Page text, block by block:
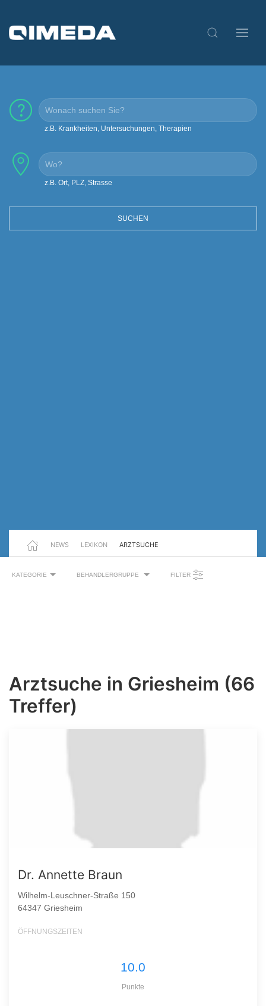
z.B. Krankheiten, Untersuchungen, Therapien
z.B. Ort, PLZ, Strasse
SUCHEN
NEWS LEXIKON ARZTSUCHE
KATEGORIE BEHANDLERGRUPPE FILTER
Arztsuche in Griesheim (66
Treffer)
Dr. Annette Braun
Wilhelm-Leuschner-Straße 150
64347 Griesheim
ÖFFNUNGSZEITEN
10.0
Punkte